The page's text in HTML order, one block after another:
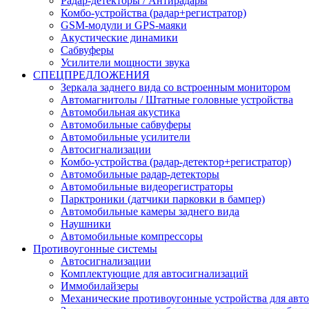
Комбо-устройства (радар+регистратор)
GSM-модули и GPS-маяки
Акустические динамики
Сабвуферы
Усилители мощности звука
СПЕЦПРЕДЛОЖЕНИЯ
Зеркала заднего вида со встроенным монитором
Автомагнитолы / Штатные головные устройства
Автомобильная акустика
Автомобильные сабвуферы
Автомобильные усилители
Автосигнализации
Комбо-устройства (радар-детектор+регистратор)
Автомобильные радар-детекторы
Автомобильные видеорегистраторы
Парктроники (датчики парковки в бампер)
Автомобильные камеры заднего вида
Наушники
Автомобильные компрессоры
Противоугонные системы
Автосигнализации
Комплектующие для автосигнализаций
Иммобилайзеры
Механические противоугонные устройства для